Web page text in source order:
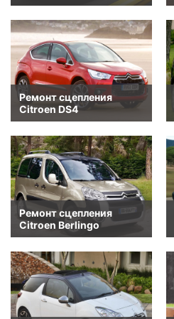
Ремонт сцепления
Citroen DS4
Ремонт сцепления
Citroen Berlingo